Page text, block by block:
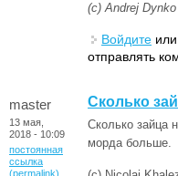
(с) Andrej Dynko
Войдите или
отправлять
master
13 мая,
2018 - 10:09
постоянная
ссылка
(permalink)
Cколько
Cколько зайца
морда больше.